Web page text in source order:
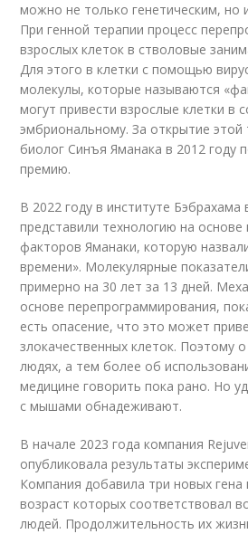
можно не только генетическим, но
При генной терапии процесс
взрослых клеток в стволовые
Для этого в клетки с помощью
молекулы, которые называются
могут привести взрослые клетки в
эмбриональному. За открытие этой
биолог Синъя Яманака в 2012 году
премию.
В 2022 году в институте Бэбрахама
представили технологию на основе
факторов Яманаки, которую
времени». Молекулярные
примерно на 30 лет за 13 дней.
основе перепрограммирования,
есть опасение, что это может
злокачественных клеток. Поэтому
людях, а тем более об
медицине говорить пока рано. Но
с мышами обнадеживают.
В начале 2023 года компания
опубликовала результаты
Компания добавила три новых
возраст которых соответствовал
людей. Продолжительность их